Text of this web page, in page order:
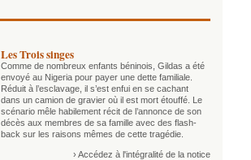
Les Trois singes
Comme de nombreux enfants béninois, Gildas a été
envoyé au Nigeria pour payer une dette familiale.
Réduit à l’esclavage, il s’est enfui en se cachant
dans un camion de gravier où il est mort étouffé. Le
scénario mêle habilement récit de l’annonce de son
décès aux membres de sa famille avec des flash-
back sur les raisons mêmes de cette tragédie.
› Accédez à l'intégralité de la notice